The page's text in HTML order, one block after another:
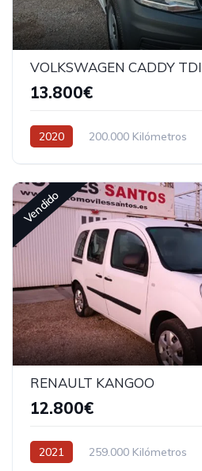
VOLKSWAGEN CADDY TDI
13.800€
2020 200.000 Kilómetros
Vendido
RENAULT KANGOO
12.800€
2021 259.000 Kilómetros